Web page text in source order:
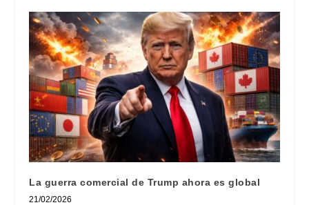
La guerra comercial de Trump ahora es global
21/02/2026